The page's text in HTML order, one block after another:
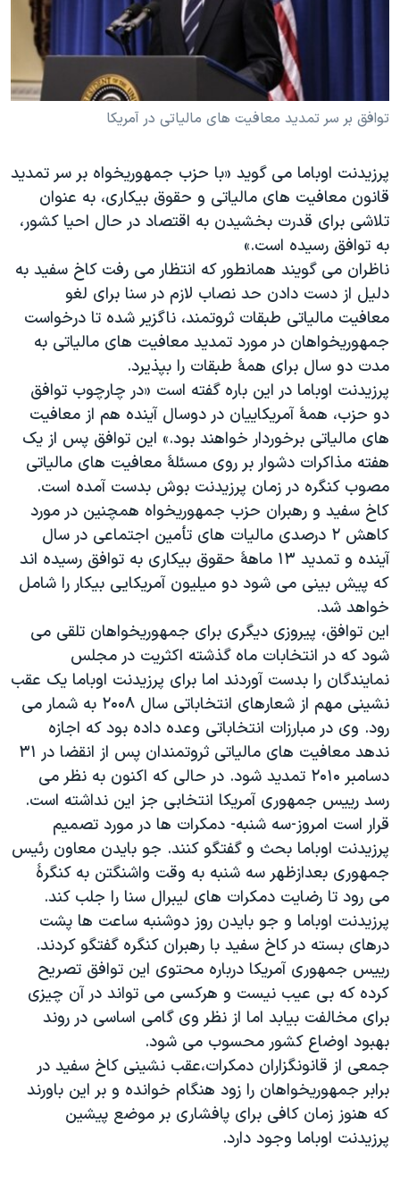
فرهنگ و زندگی
حقوق شهروندی
علم و فناوری
گالری عکس
آرشیو پخش زنده
انتخابات ریاست جمهوری آمریکا ۲۰۲۴
حمله جمهوری اسلامی به اسرائیل
رمز مهسا
اعتراضات زن، زندگی، آزادی
مجموعه مستندهای دادخواهی
تریبونال مردمی آبان ۹۸
دادگاه حمید نوری
چهل سال گروگان‌گیری
قانون شفافیت دارائی کادر رهبری ایران
اعتراضات مردمی آبان ۹۸
اسرائیل در جنگ
نرگس محمدی برنده جایزه نوبل صلح
همایش محافظه‌کاران آمریکا «سی‌پک»
صفحه‌های ویژه
سفر پرزیدنت ترامپ به چین
توافق بر سر تمدید معافیت های مالیاتی در آمریکا
پرزیدنت اوباما می گوید «با حزب جمهوریخواه بر سر تمدید
قانون معافیت های مالیاتی و حقوق بیکاری، به عنوان
تلاشی برای قدرت بخشیدن به اقتصاد در حال احیا کشور،
به توافق رسیده است.»
ناظران می گویند همانطور که انتظار می رفت کاخ سفید به
دلیل از دست دادن حد نصاب لازم در سنا برای لغو
معافیت مالیاتی طبقات ثروتمند، ناگزیر شده تا درخواست
جمهوریخواهان در مورد تمدید معافیت های مالیاتی به
مدت دو سال برای همۀ طبقات را بپذیرد.
پرزیدنت اوباما در این باره گفته است «در چارچوب توافق
دو حزب، همۀ آمریکاییان در دوسال آینده هم از معافیت
های مالیاتی برخوردار خواهند بود.» این توافق پس از یک
هفته مذاکرات دشوار بر روی مسئلۀ معافیت های مالیاتی
مصوب کنگره در زمان پرزیدنت بوش بدست آمده است.
کاخ سفید و رهبران حزب جمهوریخواه همچنین در مورد
کاهش ۲ درصدی مالیات های تأمین اجتماعی در سال
آینده و تمدید ۱۳ ماهۀ حقوق بیکاری به توافق رسیده اند
که پیش بینی می شود دو میلیون آمریکایی بیکار را شامل
خواهد شد.
این توافق، پیروزی دیگری برای جمهوریخواهان تلقی می
شود که در انتخابات ماه گذشته اکثریت در مجلس
نمایندگان را بدست آوردند اما برای پرزیدنت اوباما یک عقب
نشینی مهم از شعارهای انتخاباتی سال ۲۰۰۸ به شمار می
رود. وی در مبارزات انتخاباتی وعده داده بود که اجازه
ندهد معافیت های مالیاتی ثروتمندان پس از انقضا در ۳۱
دسامبر ۲۰۱۰ تمدید شود. در حالی که اکنون به نظر می
رسد رییس جمهوری آمریکا انتخابی جز این نداشته است.
قرار است امروز-سه شنبه- دمکرات ها در مورد تصمیم
پرزیدنت اوباما بحث و گفتگو کنند. جو بایدن معاون رئیس
جمهوری بعدازظهر سه شنبه به وقت واشنگتن به کنگرۀ
می رود تا رضایت دمکرات های لیبرال سنا را جلب کند.
پرزیدنت اوباما و جو بایدن روز دوشنبه ساعت ها پشت
درهای بسته در کاخ سفید با رهبران کنگره گفتگو کردند.
رییس جمهوری آمریکا درباره محتوی این توافق تصریح
کرده که بی عیب نیست و هرکسی می تواند در آن چیزی
برای مخالفت بیابد اما از نظر وی گامی اساسی در روند
بهبود اوضاع کشور محسوب می شود.
جمعی از قانونگزاران دمکرات،عقب نشینی کاخ سفید در
برابر جمهوریخواهان را زود هنگام خوانده و بر این باورند
که هنوز زمان کافی برای پافشاری بر موضع پیشین
پرزیدنت اوباما وجود دارد.